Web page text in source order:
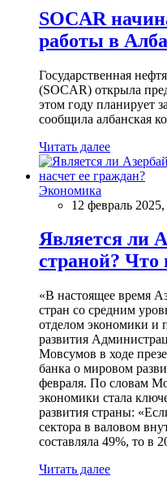
SOCAR
работы в
Государственная
(SOCAR) открыла
этом году планирует
сообщила албанская
Читать далее
Экономика
12 февраль
Является ли
страной? Что
«В настоящее время
стран со средним
отделом экономики и
развития
Мовсумов в ходе
банка о мировом
февраля. По словам
экономики стала
развития страны:
сектора в валовом
составляла 49%, то в
Читать далее